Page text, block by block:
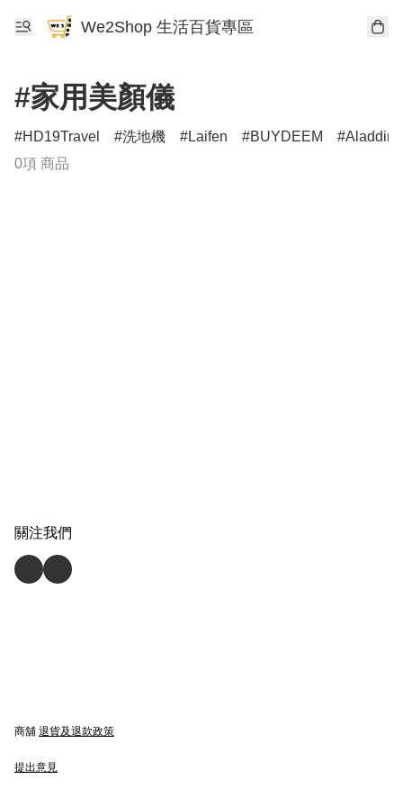
We2Shop 生活百貨專區
#家用美顏儀
HD19Travel 洗地機 Laifen BUYDEEM
Aladdin
0項 商品
關注我們
商舖 退貨及退款政策
提出意見